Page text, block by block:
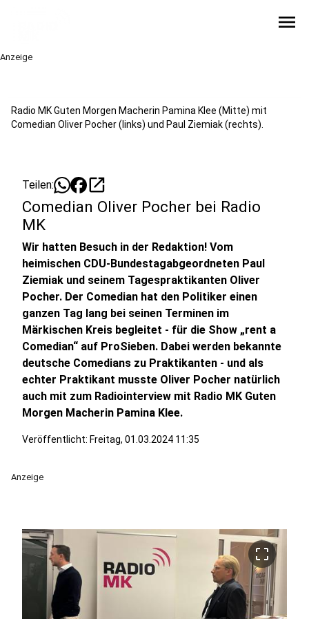
menu
Anzeige
Radio MK Guten Morgen Macherin Pamina Klee (Mitte) mit
Comedian Oliver Pocher (links) und Paul Ziemiak (rechts).
Teilen: open_in_new
Comedian Oliver Pocher bei Radio
MK
Wir hatten Besuch in der Redaktion! Vom
heimischen CDU-Bundestagabgeordneten Paul
Ziemiak und seinem Tagespraktikanten Oliver
Pocher. Der Comedian hat den Politiker einen
ganzen Tag lang bei seinen Terminen im
Märkischen Kreis begleitet - für die Show „rent a
Comedian“ auf ProSieben. Dabei werden bekannte
deutsche Comedians zu Praktikanten - und als
echter Praktikant musste Oliver Pocher natürlich
auch mit zum Radiointerview mit Radio MK Guten
Morgen Macherin Pamina Klee.
Veröffentlicht: Freitag, 01.03.2024 11:35
Anzeige
crop_free